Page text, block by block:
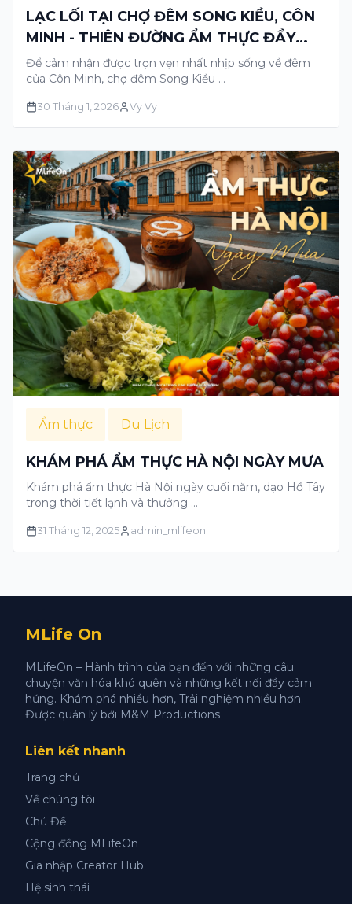
LẠC LỐI TẠI CHỢ ĐÊM SONG KIỀU, CÔN
MINH - THIÊN ĐƯỜNG ẨM THỰC ĐẦY
SẮC MÀU
Để cảm nhận được trọn vẹn nhất nhịp sống về đêm
của Côn Minh, chợ đêm Song Kiều …
30 Tháng 1, 2026 Vy Vy
Ẩm thực Du Lịch
KHÁM PHÁ ẨM THỰC HÀ NỘI NGÀY MƯA
Khám phá ẩm thực Hà Nội ngày cuối năm, dạo Hồ Tây
trong thời tiết lạnh và thưởng …
31 Tháng 12, 2025 admin_mlifeon
MLife On
MLifeOn – Hành trình của bạn đến với những câu
chuyện văn hóa khó quên và những kết nối đầy cảm
hứng. Khám phá nhiều hơn, Trải nghiệm nhiều hơn.
Được quản lý bởi M&M Productions
Liên kết nhanh
Trang chủ
Về chúng tôi
Chủ Đề
Cộng đồng MLifeOn
Gia nhập Creator Hub
Hệ sinh thái